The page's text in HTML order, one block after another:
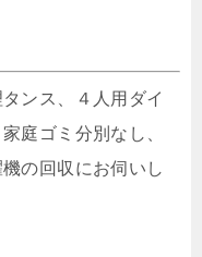
ンス、４人用ダイ
庭ゴミ分別なし、
の回収にお伺いし